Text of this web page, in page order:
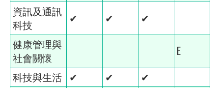
資訊及通訊
科技
✔ ✔
✔
健康管理與
社會關懷
E
科技與生活 ✔ ✔
✔